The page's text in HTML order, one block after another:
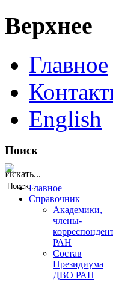
Верхнее
Главное
English
Поиск
Искать...
Главное
Справочник
Академики,
члены-
РАН
Состав
Президиума
ДВО РАН